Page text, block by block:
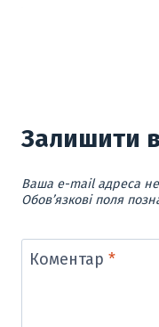
Залишити
Ваша e-mail адреса
Обов’язкові поля
Коментар *